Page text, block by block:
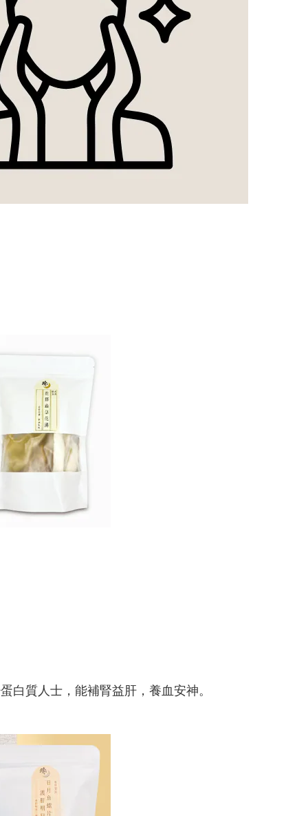
質人士，能補腎益肝，養血安神。